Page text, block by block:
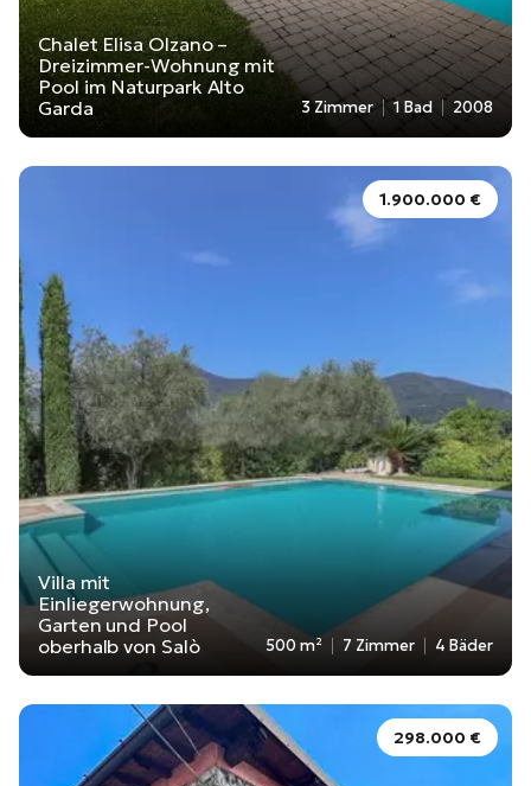
Chalet Elisa Olzano –
Dreizimmer-Wohnung mit
Pool im Naturpark Alto
Garda
3 Zimmer 1 Bad 2008
1.900.000 €
Villa mit
Einliegerwohnung,
Garten und Pool
oberhalb von Salò
500 m² 7 Zimmer 4 Bäder
298.000 €